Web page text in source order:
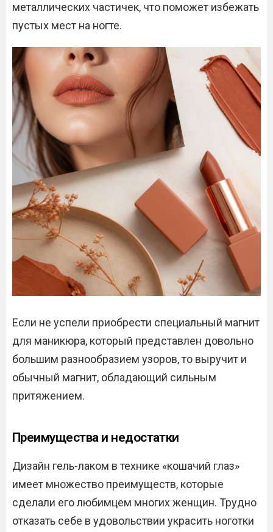
металлических частичек, что поможет избежать
пустых мест на ногте.
Если не успели приобрести специальный магнит
для маникюра, который представлен довольно
большим разнообразием узоров, то выручит и
обычный магнит, обладающий сильным
притяжением.
Преимущества и недостатки
Дизайн гель-лаком в технике «кошачий глаз»
имеет множество преимуществ, которые
сделали его любимцем многих женщин. Трудно
отказать себе в удовольствии украсить ноготки